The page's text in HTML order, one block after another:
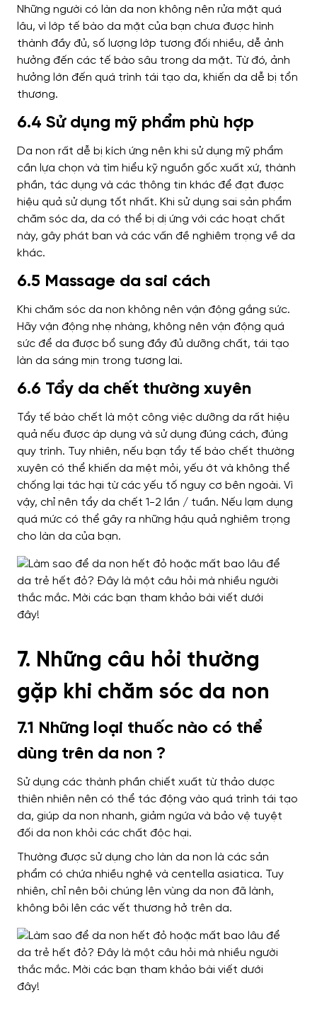
Những người có làn da non không nên rửa mặt quá
lâu, vì lớp tế bào da mặt của bạn chưa được hình
thành đầy đủ, số lượng lớp tương đối nhiều, dễ ảnh
hưởng đến các tế bào sâu trong da mặt. Từ đó, ảnh
hưởng lớn đến quá trình tái tạo da, khiến da dễ bị tổn
thương.
6.4 Sử dụng mỹ phẩm phù hợp
Da non rất dễ bị kích ứng nên khi sử dụng mỹ phẩm
cần lựa chọn và tìm hiểu kỹ nguồn gốc xuất xứ, thành
phần, tác dụng và các thông tin khác để đạt được
hiệu quả sử dụng tốt nhất. Khi sử dụng sai sản phẩm
chăm sóc da, da có thể bị dị ứng với các hoạt chất
này, gây phát ban và các vấn đề nghiêm trọng về da
khác.
6.5 Massage da sai cách
Khi chăm sóc da non không nên vận động gắng sức.
Hãy vận động nhẹ nhàng, không nên vận động quá
sức để da được bổ sung đầy đủ dưỡng chất, tái tạo
làn da sáng mịn trong tương lai.
6.6 Tẩy da chết thường xuyên
Tẩy tế bào chết là một công việc dưỡng da rất hiệu
quả nếu được áp dụng và sử dụng đúng cách, đúng
quy trình. Tuy nhiên, nếu bạn tẩy tế bào chết thường
xuyên có thể khiến da mệt mỏi, yếu ớt và không thể
chống lại tác hại từ các yếu tố nguy cơ bên ngoài. Vì
vậy, chỉ nên tẩy da chết 1-2 lần / tuần. Nếu lạm dụng
quá mức có thể gây ra những hậu quả nghiêm trọng
cho làn da của bạn.
7. Những câu hỏi thường
gặp khi chăm sóc da non
7.1 Những loại thuốc nào có thể
dùng trên da non ?
Sử dụng các thành phần chiết xuất từ ​​thảo dược
thiên nhiên nên có thể tác động vào quá trình tái tạo
da, giúp da non nhanh, giảm ngứa và bảo vệ tuyệt
đối da non khỏi các chất độc hại.
Thường được sử dụng cho làn da non là các sản
phẩm có chứa nhiều nghệ và centella asiatica. Tuy
nhiên, chỉ nên bôi chúng lên vùng da non đã lành,
không bôi lên các vết thương hở trên da.